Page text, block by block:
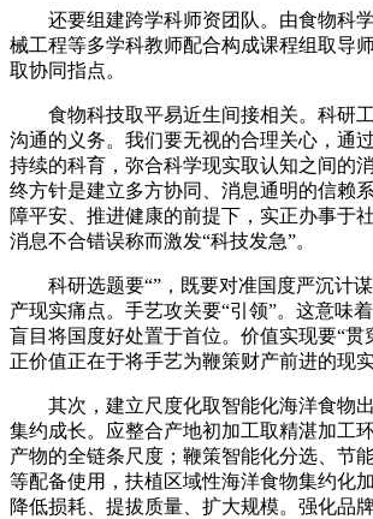
还要组建跨学科师资团队。由食物科
械工程等多学科教师配合构成课程组取导
取协同指点。
食物科技取平易近生间接相关。科研工
沟通的义务。我们要无视的合理关心，通
持续的科育，弥合科学现实取认知之间的
终方针是建立多方协同、消息通明的信赖
障平安、推进健康的前提下，实正办事于
消息不合错误称而激发“科技发急”。
科研选题要“”，既要对准国度严沉计谋
产现实痛点。手艺攻关要“引领”。这意味
盲目将国度好处置于首位。价值实现要“贯
正价值正在于将手艺为鞭策财产前进的现实
其次，建立尺度化取智能化海洋食物
集约成长。应整合产地初加工取精湛加工
产物的全链条尺度；鞭策智能化分选、节
等配备使用，扶植区域性海洋食物集约化
降低损耗、提拔质量、扩大规模。强化品